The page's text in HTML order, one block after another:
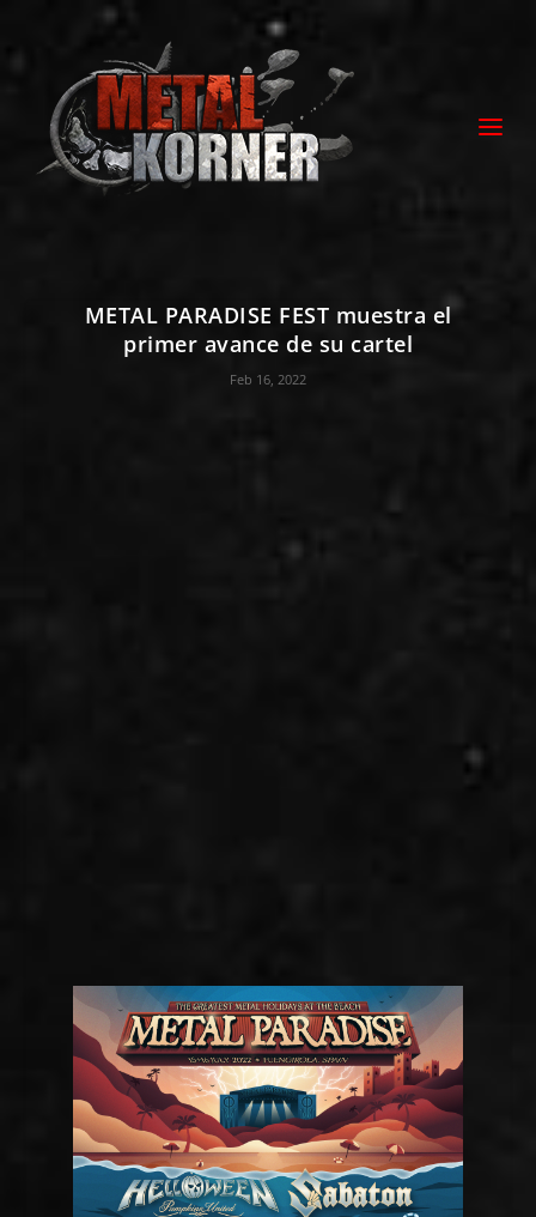
METAL PARADISE FEST muestra el
primer avance de su cartel
Feb 16, 2022